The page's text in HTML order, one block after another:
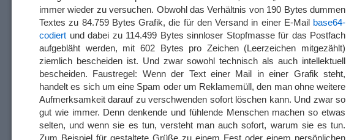
immer wieder zu versuchen. Obwohl das Verhältnis von 190 Bytes dummen
Textes zu 84.759 Bytes Grafik, die für den Versand in einer E-Mail base64-
codiert und dabei zu 114.499 Bytes sinnloser Stopfmasse für das Postfach
aufgebläht werden, mit 602 Bytes pro Zeichen (Leerzeichen mitgezählt)
ziemlich bescheiden ist. Und zwar sowohl technisch als auch intellektuell
bescheiden. Faustregel: Wenn der Text einer Mail in einer Grafik steht,
handelt es sich um eine Spam oder um Reklamemüll, den man ohne weitere
Aufmerksamkeit darauf zu verschwenden sofort löschen kann. Und zwar so
gut wie immer. Denn denkende und fühlende Menschen machen so etwas
selten, und wenn sie es tun, versteht man auch sofort, warum sie es tun.